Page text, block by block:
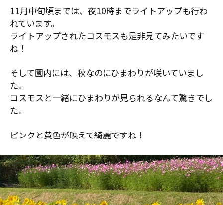
11月中旬頃までは、夜10時までライトアップも行わ
れています。
ライトアップされたコスモスも是非見てみたいです
ね！
そして園内には、秋なのにひまわりが咲いていまし
た。
コスモスと一緒にひまわりが見られるなんて驚きでし
た。
ピンクと黄色が映えて綺麗ですね！